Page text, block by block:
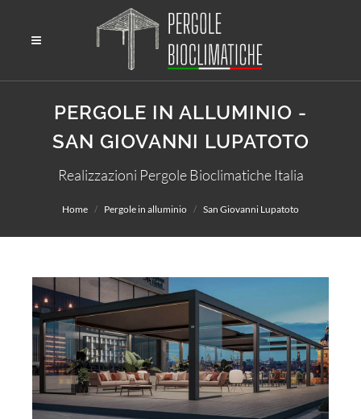
PERGOLE IN ALLUMINIO -
SAN GIOVANNI LUPATOTO
Realizzazioni Pergole Bioclimatiche Italia
Home Pergole in alluminio San Giovanni Lupatoto